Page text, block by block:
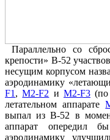
Параллельно со
крепости» B-52
несущим корпусом
аэродинамику
F1 ,M2-F2 иM2-F3
летательном аппарате
выпал из B-52 в
аппарат опередил
аэродинамику